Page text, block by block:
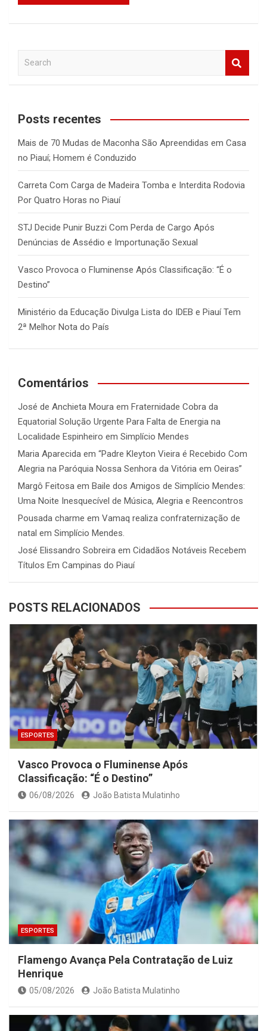
a
c
Posts recentes
Mais de 70 Mudas de Maconha São Apreendidas em Casa
no Piauí; Homem é Conduzido
Carreta Com Carga de Madeira Tomba e Interdita Rodovia
Por Quatro Horas no Piauí
STJ Decide Punir Buzzi Com Perda de Cargo Após
Denúncias de Assédio e Importunação Sexual
Vasco Provoca o Fluminense Após Classificação: “É o
Destino”
Ministério da Educação Divulga Lista do IDEB e Piauí Tem
2ª Melhor Nota do País
Comentários
José de Anchieta Moura em Fraternidade Cobra da
Equatorial Solução Urgente Para Falta de Energia na
Localidade Espinheiro em Simplício Mendes
Maria Aparecida em “Padre Kleyton Vieira é Recebido Com
Alegria na Paróquia Nossa Senhora da Vitória em Oeiras”
Margô Feitosa em Baile dos Amigos de Simplício Mendes:
Uma Noite Inesquecível de Música, Alegria e Reencontros
Pousada charme em Vamaq realiza confraternização de
natal em Simplício Mendes.
José Elissandro Sobreira em Cidadãos Notáveis Recebem
Títulos Em Campinas do Piauí
POSTS RELACIONADOS
ESPORTES
Vasco Provoca o Fluminense Após
Classificação: “É o Destino”
06/08/2026 João Batista Mulatinho
ESPORTES
Flamengo Avança Pela Contratação de Luiz
Henrique
05/08/2026 João Batista Mulatinho